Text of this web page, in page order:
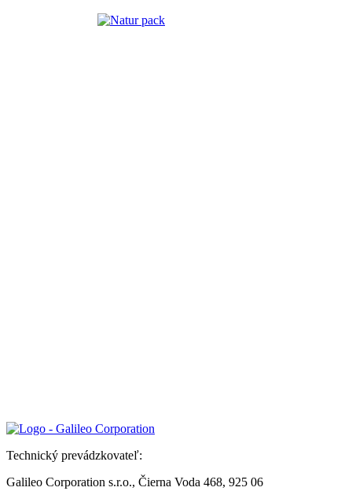
Technický prevádzkovateľ:
Galileo Corporation s.r.o., Čierna Voda 468, 925 06